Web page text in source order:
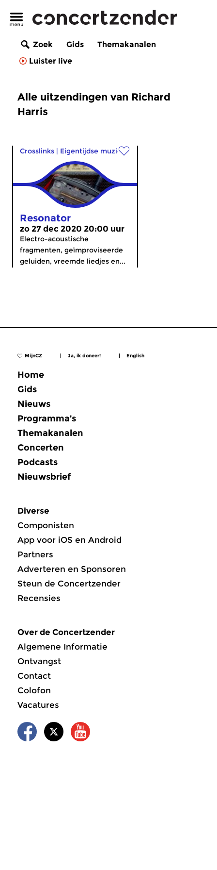
Zoek Gids
Themakanalen
Luister live
Alle uitzendingen van Richard
Harris
Crosslinks | Eigentijdse muziek
Resonator
zo 27 dec 2020 20:00 uur
Electro-acoustische
fragmenten, geïmproviseerde
geluiden, vreemde liedjes en...
MijnCZ | Ja, ik doneer! | English
Home
Gids
Nieuws
Programma’s
Themakanalen
Concerten
Podcasts
Nieuwsbrief
Diverse
Componisten
App voor iOS en Android
Partners
Adverteren en Sponsoren
Steun de Concertzender
Recensies
Over de Concertzender
Algemene Informatie
Ontvangst
Contact
Colofon
Vacatures